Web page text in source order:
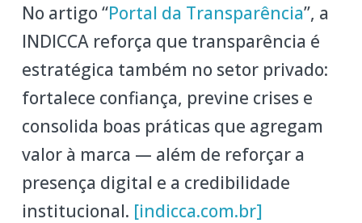
No artigo “Portal da Transparência”, a
INDICCA reforça que transparência é
estratégica também no setor privado:
fortalece confiança, previne crises e
consolida boas práticas que agregam
valor à marca — além de reforçar a
presença digital e a credibilidade
institucional. [indicca.com.br]